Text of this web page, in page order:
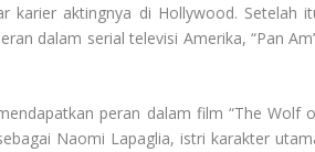
karier aktingnya di Hollywood. Setelah
dalam serial televisi Amerika, “Pan
peran dalam film “The Wolf
Naomi Lapaglia, istri karakter